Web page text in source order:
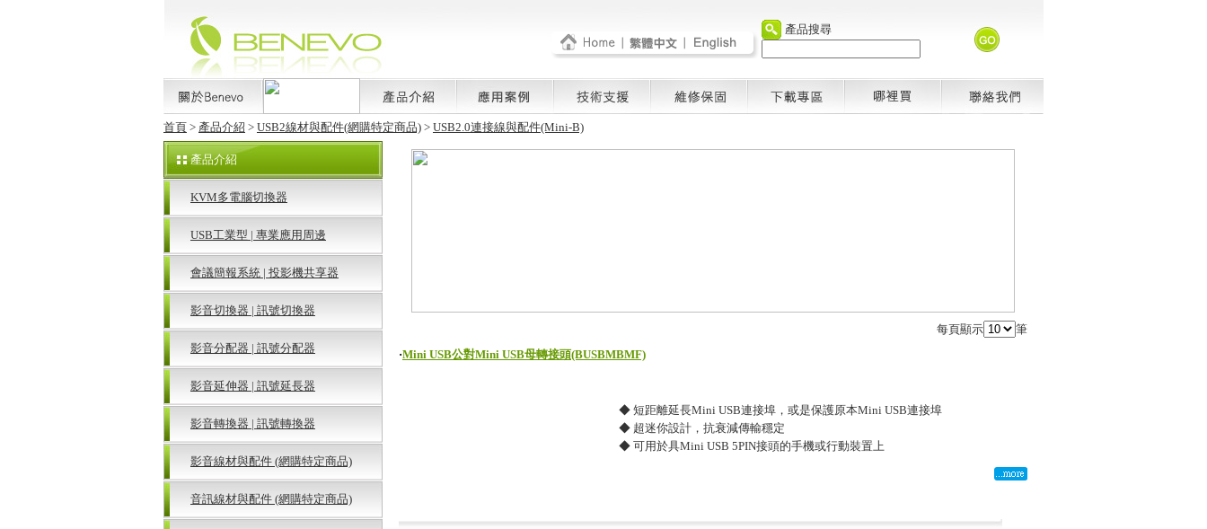
產品搜尋
首頁 > 產品介紹 > USB2線材與配件(網購特定商品) > USB2.0連接線與配件(Mini-B)
產品介紹
KVM多電腦切換器
USB工業型 | 專業應用周邊
會議簡報系統 | 投影機共享器
影音切換器 | 訊號切換器
影音分配器 | 訊號分配器
影音延伸器 | 訊號延長器
影音轉換器 | 訊號轉換器
影音線材與配件 (網購特定商品)
音訊線材與配件 (網購特定商品)
每頁顯示 筆
‧Mini USB公對Mini USB母轉接頭(BUSBMBMF)
◆ 短距離延長Mini USB連接埠，或是保護原本Mini USB連接埠
◆ 超迷你設計，抗衰減傳輸穩定
◆ 可用於具Mini USB 5PIN接頭的手機或行動裝置上